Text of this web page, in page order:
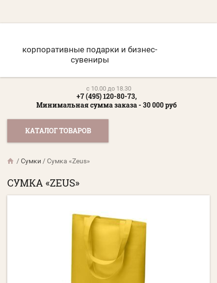
корпоративные подарки и бизнес-
сувениры
c 10.00 до 18.30
+7 (495) 120-80-73,
Минимальная сумма заказа - 30 000 руб
КАТАЛОГ ТОВАРОВ
/Сумки /Сумка «Zeus»
СУМКА «ZEUS»